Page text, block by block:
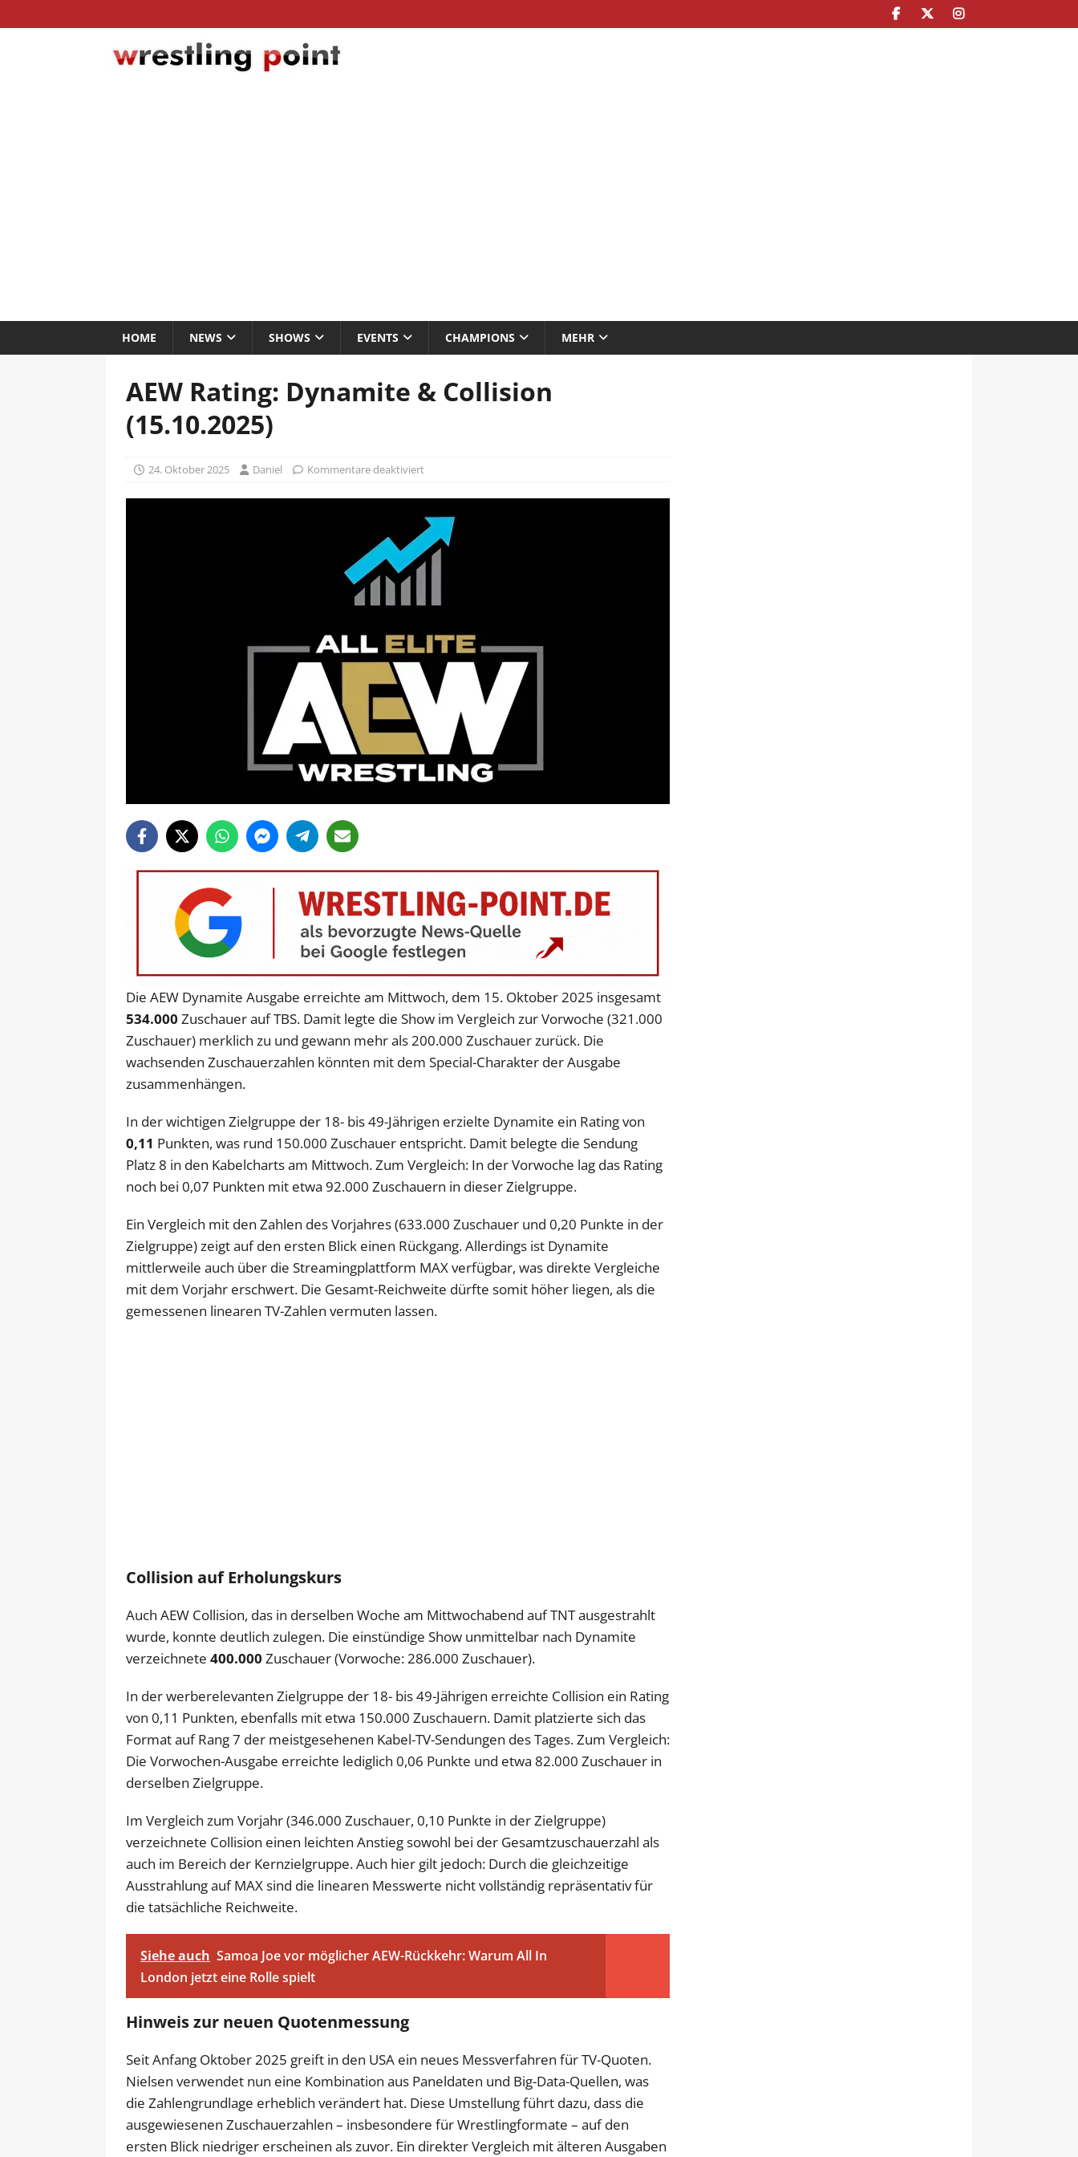
HOME NEWS SHOWS EVENTS CHAMPIONS MEHR
AEW Rating: Dynamite & Collision
(15.10.2025)
24. Oktober 2025 Daniel Kommentare deaktiviert
Die AEW Dynamite Ausgabe erreichte am Mittwoch, dem 15. Oktober 2025 insgesamt
534.000 Zuschauer auf TBS. Damit legte die Show im Vergleich zur Vorwoche (321.000
Zuschauer) merklich zu und gewann mehr als 200.000 Zuschauer zurück. Die
wachsenden Zuschauerzahlen könnten mit dem Special-Charakter der Ausgabe
zusammenhängen.
In der wichtigen Zielgruppe der 18- bis 49-Jährigen erzielte Dynamite ein Rating von
0,11 Punkten, was rund 150.000 Zuschauer entspricht. Damit belegte die Sendung
Platz 8 in den Kabelcharts am Mittwoch. Zum Vergleich: In der Vorwoche lag das Rating
noch bei 0,07 Punkten mit etwa 92.000 Zuschauern in dieser Zielgruppe.
Ein Vergleich mit den Zahlen des Vorjahres (633.000 Zuschauer und 0,20 Punkte in der
Zielgruppe) zeigt auf den ersten Blick einen Rückgang. Allerdings ist Dynamite
mittlerweile auch über die Streamingplattform MAX verfügbar, was direkte Vergleiche
mit dem Vorjahr erschwert. Die Gesamt-Reichweite dürfte somit höher liegen, als die
gemessenen linearen TV-Zahlen vermuten lassen.
Collision auf Erholungskurs
Auch AEW Collision, das in derselben Woche am Mittwochabend auf TNT ausgestrahlt
wurde, konnte deutlich zulegen. Die einstündige Show unmittelbar nach Dynamite
verzeichnete 400.000 Zuschauer (Vorwoche: 286.000 Zuschauer).
In der werberelevanten Zielgruppe der 18- bis 49-Jährigen erreichte Collision ein Rating
von 0,11 Punkten, ebenfalls mit etwa 150.000 Zuschauern. Damit platzierte sich das
Format auf Rang 7 der meistgesehenen Kabel-TV-Sendungen des Tages. Zum Vergleich:
Die Vorwochen-Ausgabe erreichte lediglich 0,06 Punkte und etwa 82.000 Zuschauer in
derselben Zielgruppe.
Im Vergleich zum Vorjahr (346.000 Zuschauer, 0,10 Punkte in der Zielgruppe)
verzeichnete Collision einen leichten Anstieg sowohl bei der Gesamtzuschauerzahl als
auch im Bereich der Kernzielgruppe. Auch hier gilt jedoch: Durch die gleichzeitige
Ausstrahlung auf MAX sind die linearen Messwerte nicht vollständig repräsentativ für
die tatsächliche Reichweite.
Siehe auch Samoa Joe vor möglicher AEW-Rückkehr: Warum All In
London jetzt eine Rolle spielt
Hinweis zur neuen Quotenmessung
Seit Anfang Oktober 2025 greift in den USA ein neues Messverfahren für TV-Quoten.
Nielsen verwendet nun eine Kombination aus Paneldaten und Big-Data-Quellen, was
die Zahlengrundlage erheblich verändert hat. Diese Umstellung führt dazu, dass die
ausgewiesenen Zuschauerzahlen – insbesondere für Wrestlingformate – auf den
ersten Blick niedriger erscheinen als zuvor. Ein direkter Vergleich mit älteren Ausgaben